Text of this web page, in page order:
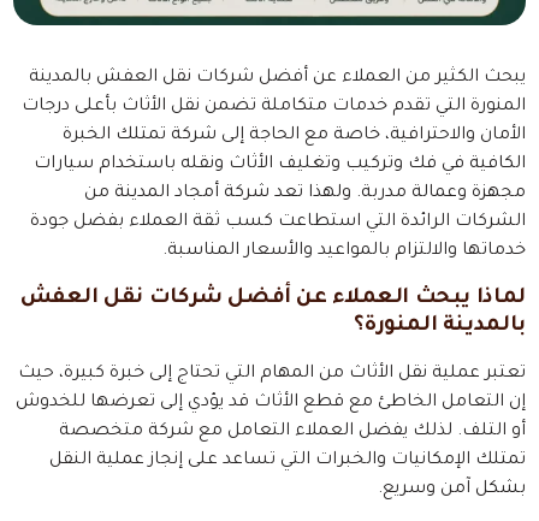
يبحث الكثير من العملاء عن أفضل شركات نقل العفش بالمدينة
المنورة التي تقدم خدمات متكاملة تضمن نقل الأثاث بأعلى درجات
الأمان والاحترافية، خاصة مع الحاجة إلى شركة تمتلك الخبرة
الكافية في فك وتركيب وتغليف الأثاث ونقله باستخدام سيارات
مجهزة وعمالة مدربة. ولهذا تعد شركة أمجاد المدينة من
الشركات الرائدة التي استطاعت كسب ثقة العملاء بفضل جودة
خدماتها والالتزام بالمواعيد والأسعار المناسبة.
لماذا يبحث العملاء عن أفضل شركات نقل العفش
بالمدينة المنورة؟
تعتبر عملية نقل الأثاث من المهام التي تحتاج إلى خبرة كبيرة، حيث
إن التعامل الخاطئ مع قطع الأثاث قد يؤدي إلى تعرضها للخدوش
أو التلف. لذلك يفضل العملاء التعامل مع شركة متخصصة
تمتلك الإمكانيات والخبرات التي تساعد على إنجاز عملية النقل
بشكل آمن وسريع.